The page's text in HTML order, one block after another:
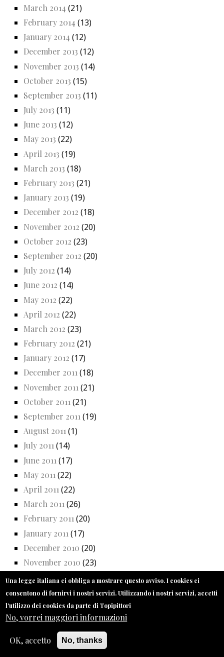
March 2014 (21)
February 2014 (13)
January 2014 (12)
December 2013 (12)
November 2013 (14)
October 2013 (15)
September 2013 (11)
July 2013 (11)
June 2013 (12)
May 2013 (22)
April 2013 (19)
March 2013 (18)
February 2013 (21)
January 2013 (19)
December 2012 (18)
November 2012 (20)
October 2012 (23)
September 2012 (20)
July 2012 (14)
June 2012 (14)
May 2012 (22)
April 2012 (22)
March 2012 (23)
February 2012 (21)
January 2012 (17)
December 2011(18)
November 2011 (21)
October 2011 (21)
September 2011 (19)
August 2011(1)
July 2011(14)
June 2011 (17)
May 2011 (22)
April 2011 (22)
March 2011 (26)
February 2011(20)
January 2011 (17)
December 2010 (20)
November 2010 (23)
October 2010(26)
September 2010(15)
Una legge italiana ci obbliga a mostrare questo avviso. I cookies ci
consentono di fornirvi i nostri servizi. Utilizzando i nostri servizi, accetti
l'utilizzo dei cookies da parte di Topipittori
No, vorrei maggiori informazioni
OK, accetto No, thanks